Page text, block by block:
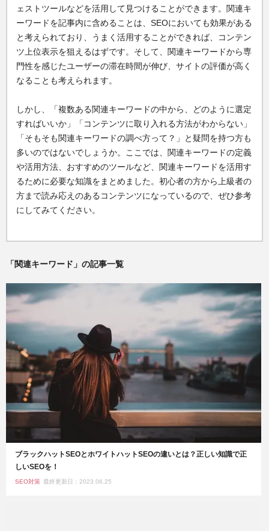
ェストツールなどを活用して見つけることができます。関連キ
ーワードを記事内に含めることは、SEOにおいても効果がある
と考えられており、うまく活用することができれば、コンテン
ツ上位表示を狙えるはずです。そして、関連キーワードから専
門性を感じたユーザーの滞在時間が伸び、サイトの評価が高く
なることも考えられます。
しかし、「複数ある関連キーワードの中から、どのように選定
すればいいか」「コンテンツに取り入れる方法がわからない」
「そもそも関連キーワードの調べ方って？」と疑問を持つ方も
多いのではないでしょうか。ここでは、関連キーワードの定義
や活用方法、おすすめのツールなど、関連キーワードを活用す
るために必要な知識をまとめました。初心者の方から上級者の
方まで読み応えのあるコンテンツになっているので、ぜひ参考
にしてみてください。
「関連キーワード」の記事一覧
ブラックハットSEOとホワイトハットSEOの違いとは？正しい知識で正
しいSEOを！
SEO対策 最終更新日：2023.06.25